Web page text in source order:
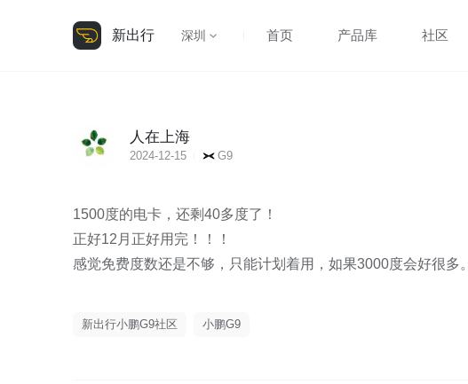
新出行 深圳 首页 产品库 社区
人在上海
2024-12-15 G9
1500度的电卡，还剩40多度了！
正好12月正好用完！！！
感觉免费度数还是不够，只能计划着用，如果3000度会好很多。
新出行小鹏G9社区 小鹏G9